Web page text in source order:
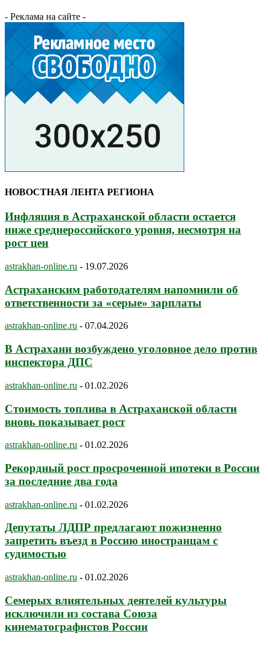
- Реклама на сайте -
НОВОСТНАЯ ЛЕНТА РЕГИОНА
Инфляция в Астраханской области остается
ниже среднероссийского уровня, несмотря на
рост цен
astrakhan-online.ru - 19.07.2026
Астраханским работодателям напомнили об
ответственности за «серые» зарплаты
astrakhan-online.ru - 07.04.2026
В Астрахани возбуждено уголовное дело против
инспектора ДПС
astrakhan-online.ru - 01.02.2026
Стоимость топлива в Астраханской области
вновь показывает рост
astrakhan-online.ru - 01.02.2026
Рекордный рост просроченной ипотеки в России
за последние два года
astrakhan-online.ru - 01.02.2026
Депутаты ЛДПР предлагают пожизненно
запретить въезд в Россию иностранцам с
судимостью
astrakhan-online.ru - 01.02.2026
Семерых влиятельных деятелей культуры
исключили из состава Союза
кинематографистов России